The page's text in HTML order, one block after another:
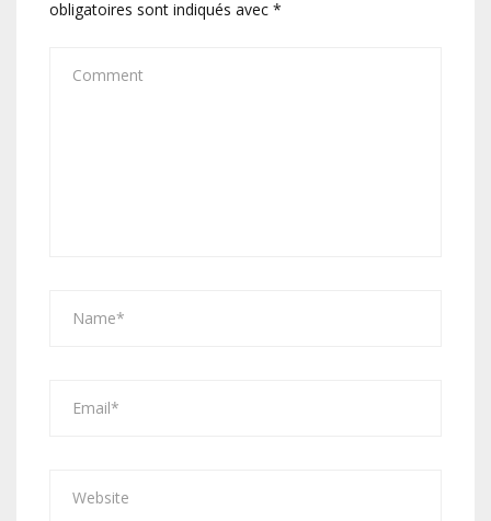
obligatoires sont indiqués avec *